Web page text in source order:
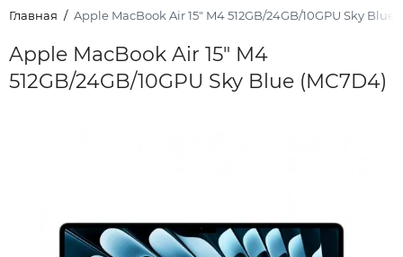
Главная Apple MacBook Air 15" M4 512GB/24GB/10GPU Sky Blue
Apple MacBook Air 15" M4
512GB/24GB/10GPU Sky Blue (MC7D4)